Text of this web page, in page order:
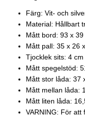
Färg: Vit- och
Material: Hållbart
Mått bord: 93 x
Mått pall: 35 x 26
Tjocklek sits: 4 cm
Mått spegelstöd:
Mått stor låda: 37
Mått mellan låda:
Mått liten låda:
VARNING: För att